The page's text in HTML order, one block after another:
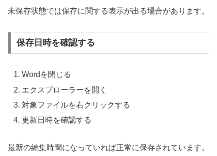
未保存状態では保存に関する表示が出る場合があります。
保存日時を確認する
Wordを閉じる
エクスプローラーを開く
対象ファイルを右クリックする
更新日時を確認する
最新の編集時間になっていれば正常に保存されています。